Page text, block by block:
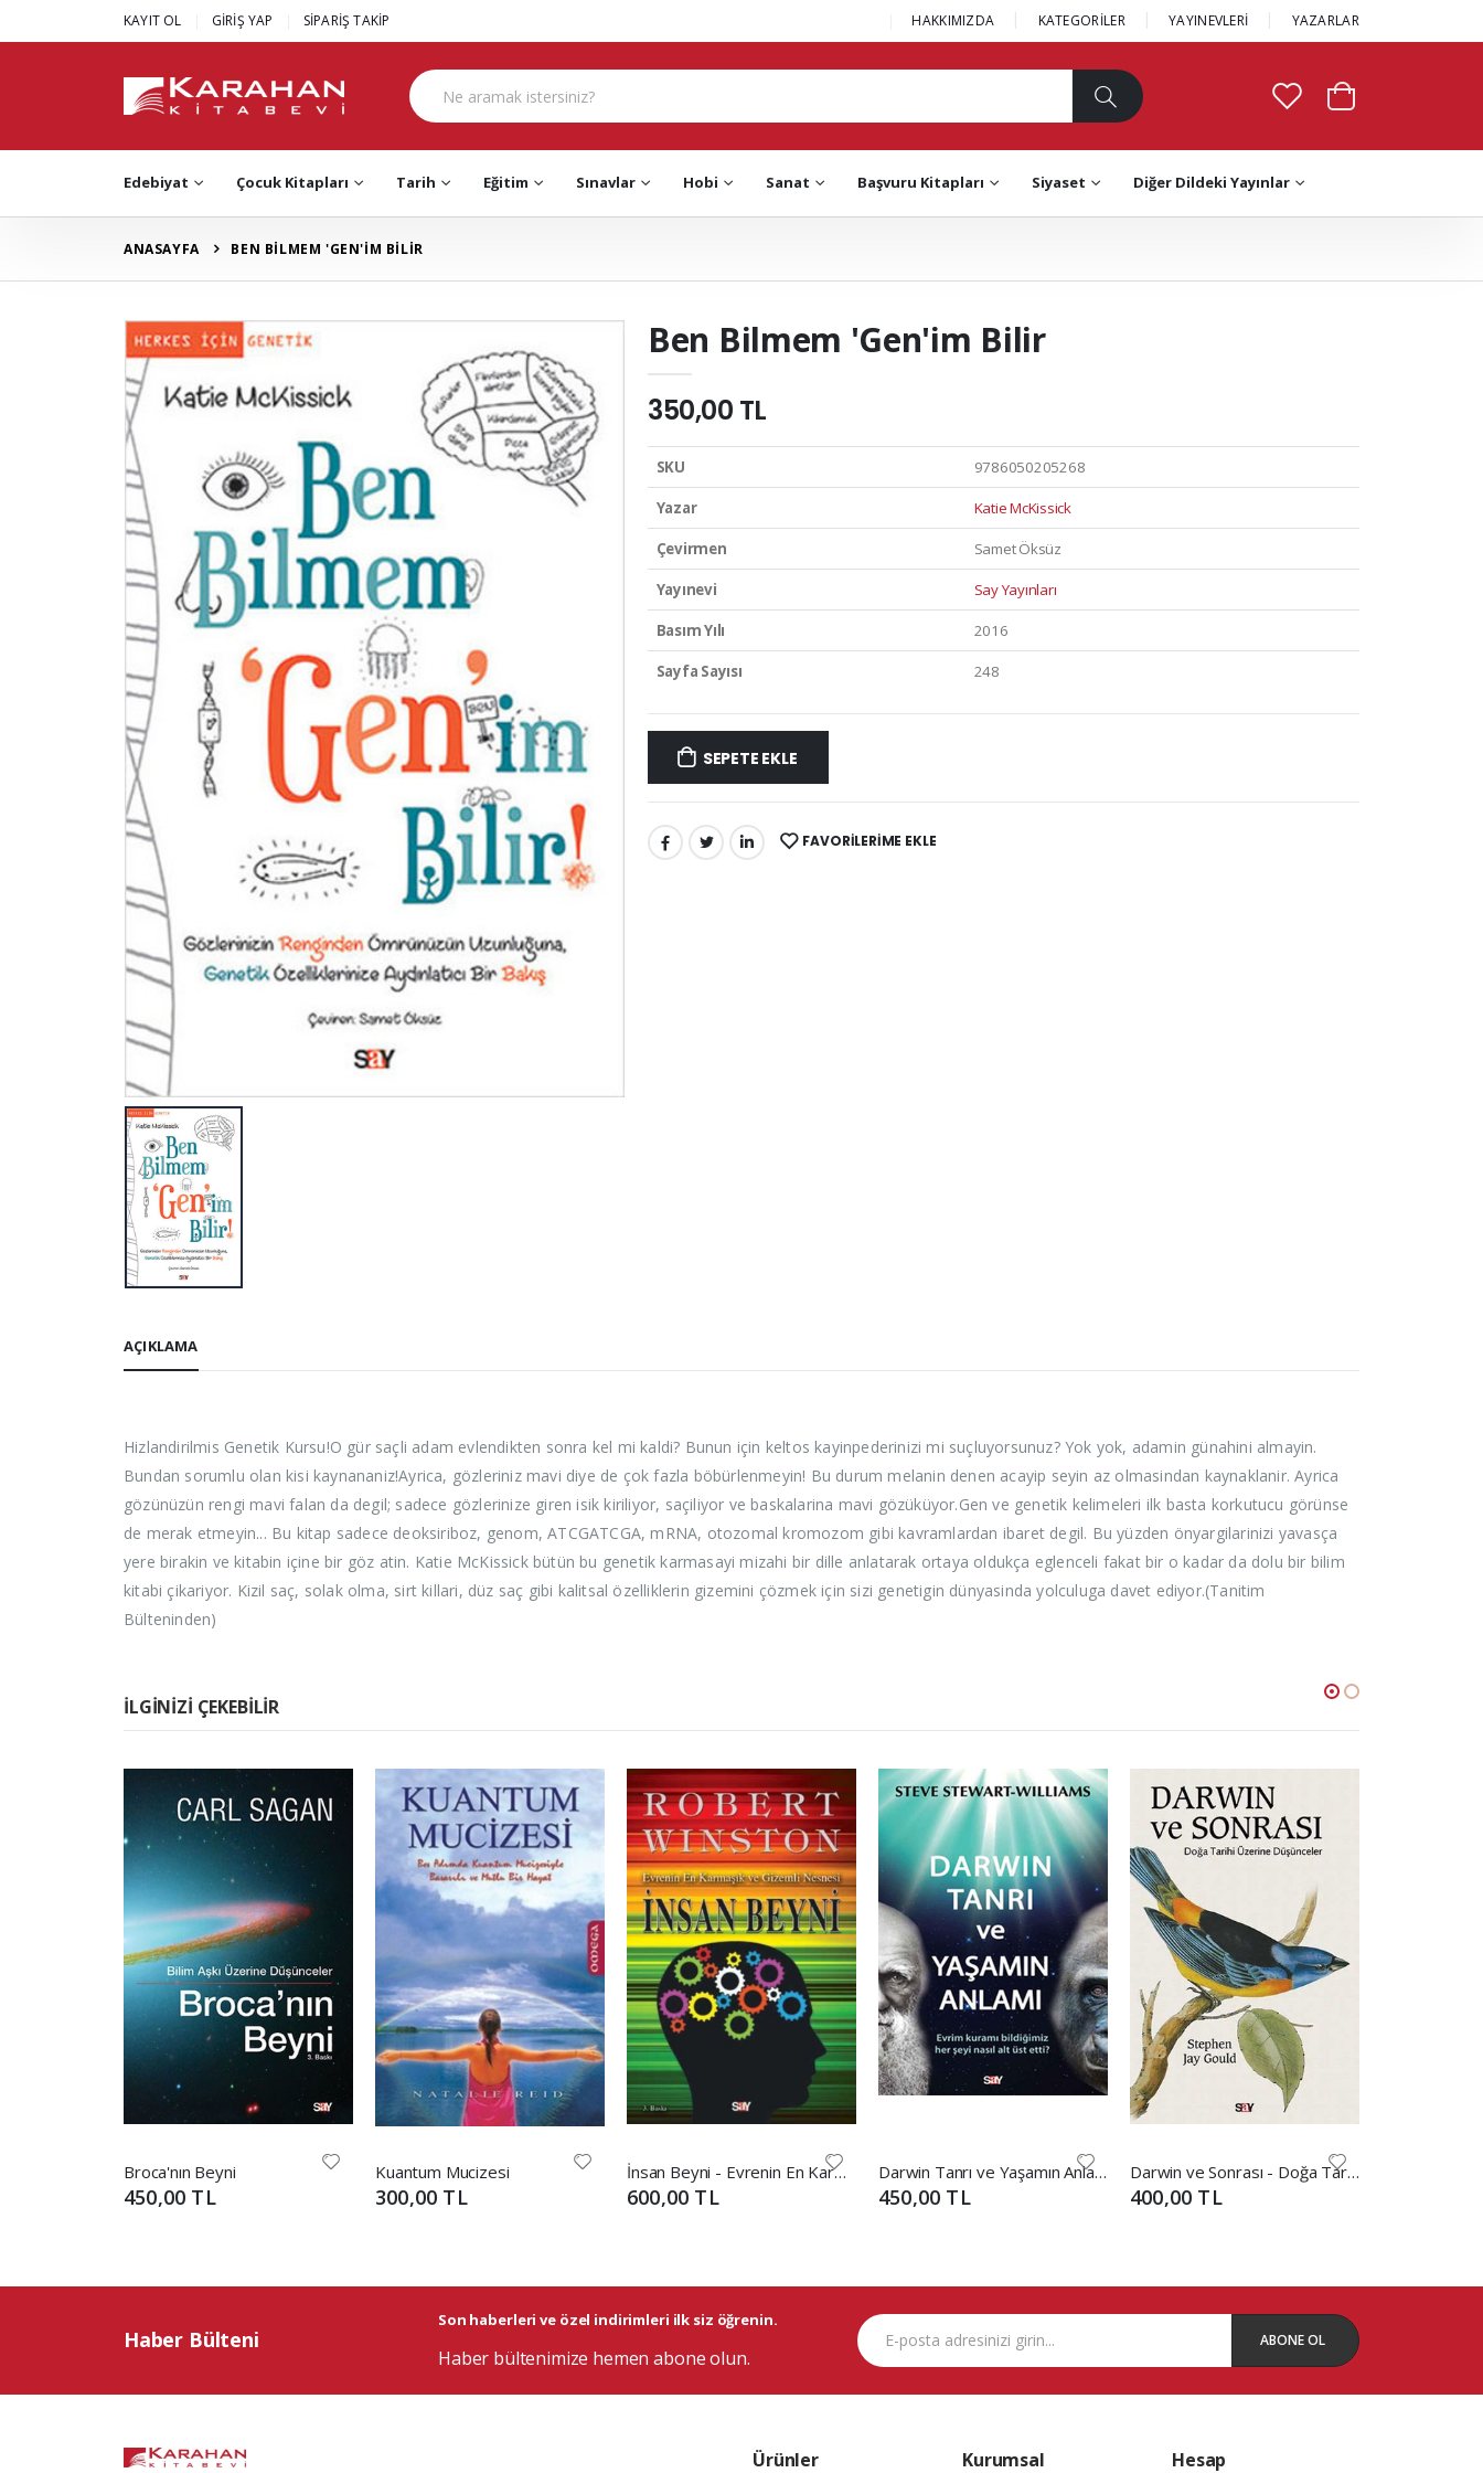
KAYIT OL GİRİŞ YAP SİPARİŞ TAKİP HAKKIMIZDA KATEGORİLER YAYINEVLERİ YAZARLAR
Edebiyat Çocuk Kitapları Tarih Eğitim Sınavlar Hobi Sanat Başvuru Kitapları Siyaset Diğer Dildeki Yayınlar
ANASAYFA BEN BİLMEM 'GEN'İM BİLİR
Ben Bilmem 'Gen'im Bilir
350,00 TL
SKU 9786050205268
Yazar Katie McKissick
Çevirmen Samet Öksüz
Yayınevi Say Yayınları
Basım Yılı 2016
Sayfa Sayısı 248
SEPETE EKLE
PAYLAŞ: FAVORILERIME EKLE
AÇIKLAMA
Hizlandirilmis Genetik Kursu!O gür saçli adam evlendikten sonra kel mi kaldi? Bunun için keltos kayinpederinizi mi suçluyorsunuz? Yok yok, adamin günahini almayin.
Bundan sorumlu olan kisi kaynananiz!Ayrica, gözleriniz mavi diye de çok fazla böbürlenmeyin! Bu durum melanin denen acayip seyin az olmasindan kaynaklanir. Ayrica
gözünüzün rengi mavi falan da degil; sadece gözlerinize giren isik kiriliyor, saçiliyor ve baskalarina mavi gözüküyor.Gen ve genetik kelimeleri ilk basta korkutucu görünse
de merak etmeyin... Bu kitap sadece deoksiriboz, genom, ATCGATCGA, mRNA, otozomal kromozom gibi kavramlardan ibaret degil. Bu yüzden önyargilarinizi yavasça
yere birakin ve kitabin içine bir göz atin. Katie McKissick bütün bu genetik karmasayi mizahi bir dille anlatarak ortaya oldukça eglenceli fakat bir o kadar da dolu bir bilim
kitabi çikariyor. Kizil saç, solak olma, sirt killari, düz saç gibi kalitsal özelliklerin gizemini çözmek için sizi genetigin dünyasinda yolculuga davet ediyor.(Tanitim
Bülteninden)
İLGINIZI ÇEKEBILIR
Broca'nın Beyni
450,00 TL
Kuantum Mucizesi
300,00 TL
İnsan Beyni - Evrenin En Karmaşık ve Gizemli Nesnesi
600,00 TL
Darwin Tanrı ve Yaşamın Anlamı
450,00 TL
Darwin ve Sonrası - Doğa Tarihi Üzerine Düşünceler
400,00 TL
Haber Bülteni
Son haberleri ve özel indirimleri ilk siz öğrenin.
Haber bültenimize hemen abone olun.
ABONE OL
Ürünler Kurumsal Hesap